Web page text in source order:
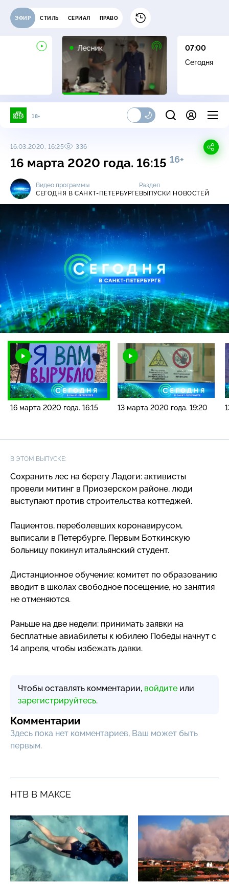
ЭФИР СТИЛЬ СЕРИАЛ ПРАВО
Лесник
16+
07:00
Сегодня
18+
16.03.2020, 16:25 336
16 марта 2020 года. 16:15 16+
Видео программы
СЕГОДНЯ В САНКТ-ПЕТЕРБУРГЕ
Раздел
ВЫПУСКИ НОВОСТЕЙ
/
Загрузка:
7.17%
16 марта 2020 года. 16:15 13 марта 2020 года. 19:20
В ЭТОМ ВЫПУСКЕ:
Сохранить лес на берегу Ладоги: активисты
провели митинг в Приозерском районе, люди
выступают против строительства коттеджей.
Пациентов, переболевших коронавирусом,
выписали в Петербурге. Первым Боткинскую
больницу покинул итальянский студент.
Дистанционное обучение: комитет по образованию
вводит в школах свободное посещение, но занятия
не отменяются.
Раньше на две недели: принимать заявки на
бесплатные авиабилеты к юбилею Победы начнут с
14 апреля, чтобы избежать давки.
Чтобы оставлять комментарии, войдите или
зарегистрируйтесь.
Комментарии
Здесь пока нет комментариев, Ваш может быть
первым.
НТВ В МАКСЕ